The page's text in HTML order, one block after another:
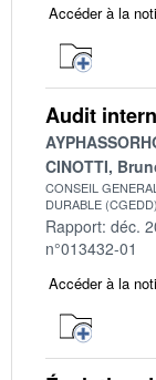
Accéder à la
Audit
CINOTTI,
CONSEIL
DURABLE (CGEDD)
Rapport: déc.
n°013432-01
Accéder à la